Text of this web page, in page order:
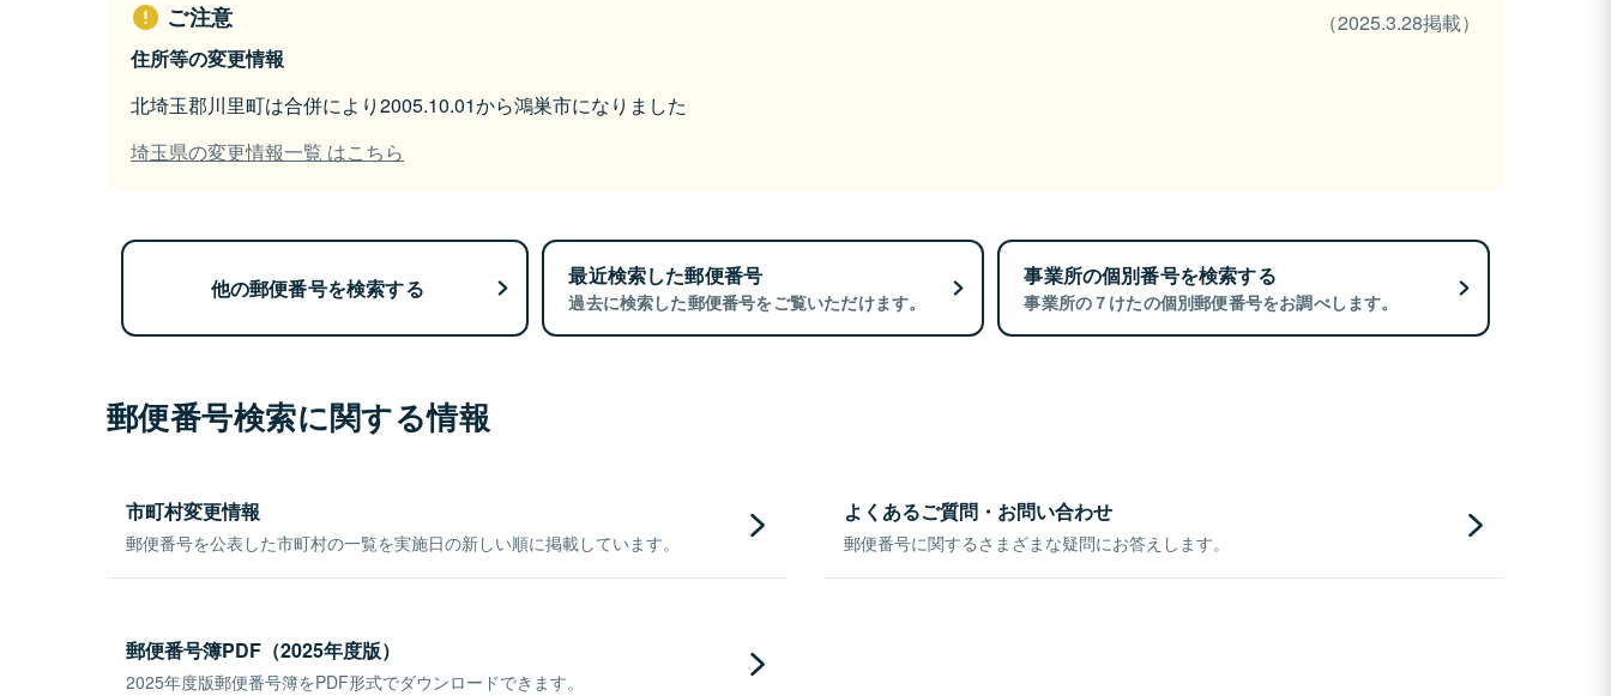
ご注意
（2025.3.28掲載）
住所等の変更情報
北埼玉郡川里町は合併により2005.10.01から鴻巣市になりました
埼玉県の変更情報一覧 はこちら
他の郵便番号を検索する 最近検索した郵便番号
過去に検索した郵便番号をご覧いただけます。
事業所の個別番号を検索する
事業所の７けたの個別郵便番号をお調べします。
郵便番号検索に関する情報
市町村変更情報
郵便番号を公表した市町村の一覧を実施日の新しい順に掲載しています。
よくあるご質問・お問い合わせ
郵便番号に関するさまざまな疑問にお答えします。
郵便番号簿PDF（2025年度版）
2025年度版郵便番号簿をPDF形式でダウンロードできます。